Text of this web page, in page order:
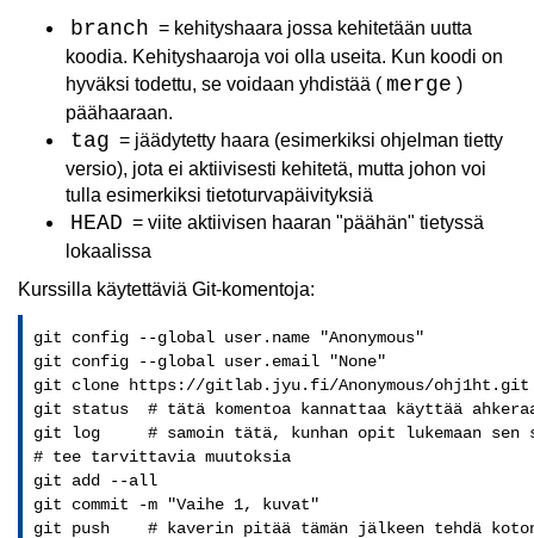
branch = kehityshaara jossa kehitetään uutta
koodia. Kehityshaaroja voi olla useita. Kun koodi on
hyväksi todettu, se voidaan yhdistää ( merge )
päähaaraan.
tag = jäädytetty haara (esimerkiksi ohjelman tietty
versio), jota ei aktiivisesti kehitetä, mutta johon voi
tulla esimerkiksi tietoturvapäivityksiä
HEAD = viite aktiivisen haaran "päähän" tietyssä
lokaalissa
Kurssilla käytettäviä Git-komentoja:
git config --global user.name "Anonymous"
git config --global user.email "None"
git clone https://gitlab.jyu.fi/Anonymous/
git status  # tätä komentoa kannattaa käyttää
git log     # samoin tätä, kunhan opit lukemaan sen
# tee tarvittavia muutoksia
git add --all
git commit -m "Vaihe 1, kuvat"
git push    # kaverin pitää tämän jälkeen tehdä